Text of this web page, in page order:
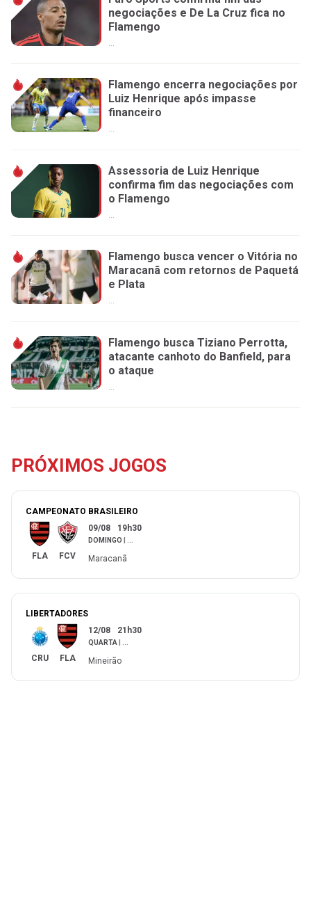
negociações e De La Cruz fica no
Flamengo
...
Flamengo encerra negociações por
Luiz Henrique após impasse
financeiro
...
Assessoria de Luiz Henrique
confirma fim das negociações com
o Flamengo
Flamengo busca vencer o Vitória no
Maracanã com retornos de Paquetá
e Plata
...
Flamengo busca Tiziano Perrotta,
atacante canhoto do Banfield, para
o ataque
PRÓXIMOS JOGOS
CAMPEONATO BRASILEIRO
FLA FCV
09/08 19h30
DOMINGO
Maracanã
LIBERTADORES
CRU FLA
12/08 21h30
QUARTA
Mineirão